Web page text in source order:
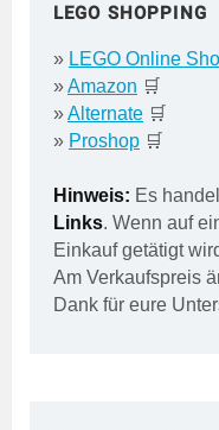
LEGO SHOPPING
» LEGO Online
»Amazon 🛒
»Alternate 🛒
» Proshop 🛒
Hinweis: Es
Links. Wenn auf
Einkauf getätigt
Am Verkaufspreis
Dank für eure